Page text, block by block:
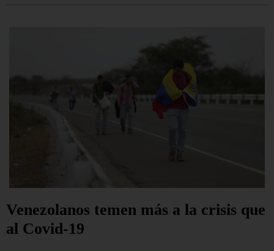
Venezolanos temen más a la crisis que
al Covid-19